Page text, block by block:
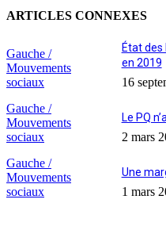
ARTICLES CONNEXES
Gauche /
Mouvements
sociaux
État des
en 2019
16
Gauche /
Mouvements
sociaux
Le PQ
2 mars
Gauche /
Mouvements
sociaux
Une
1 mars